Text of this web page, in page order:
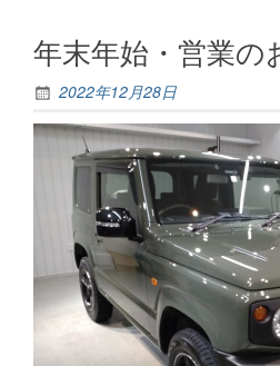
年末年始・営業の
2022年12月28日